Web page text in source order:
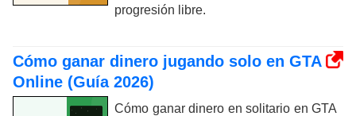
progresión libre.
Cómo ganar dinero jugando solo en GTA
Online (Guía 2026)
Cómo ganar dinero en solitario en GTA